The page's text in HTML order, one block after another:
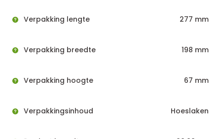
Verpakking lengte 277 mm
Verpakking breedte 198 mm
Verpakking hoogte 67 mm
Verpakkingsinhoud Hoeslaken